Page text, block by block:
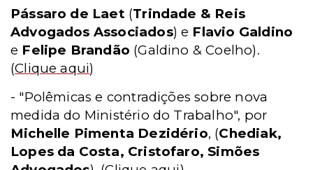
Pássaro de Laet (Trindade & Reis
Advogados Associados) e Flavio Galdino
e Felipe Brandão (Galdino & Coelho).
(Clique aqui)
- "Polêmicas e contradições sobre nova
medida do Ministério do Trabalho", por
Michelle Pimenta Dezidério, (Chediak,
Lopes da Costa, Cristofaro, Simões